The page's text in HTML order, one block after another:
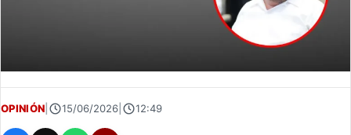
OPINIÓN 15/06/2026 12:49